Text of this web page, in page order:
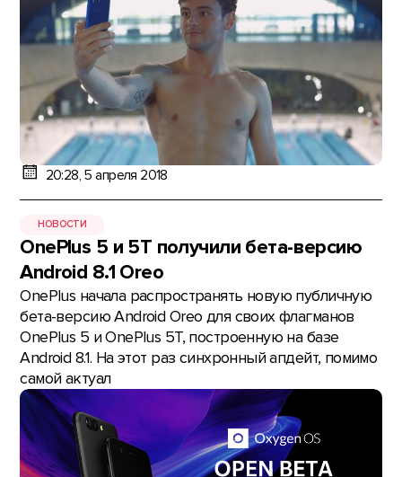
20:28, 5 апреля 2018
НОВОСТИ
OnePlus 5 и 5Т получили бета-версию
Android 8.1 Oreo
OnePlus начала распространять новую публичную
бета-версию Android Oreo для своих флагманов
OnePlus 5 и OnePlus 5T, построенную на базе
Android 8.1. На этот раз синхронный апдейт, помимо
самой актуал